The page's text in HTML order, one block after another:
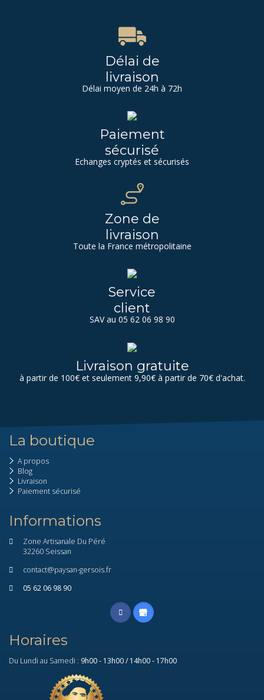
Délai de
livraison
Délai moyen de 24h à 72h
Paiement
sécurisé
Echanges cryptés et sécurisés
Zone de
livraison
Toute la France métropolitaine
Service
client
SAV au 05 62 06 98 90
Livraison gratuite
à partir de 100€ et seulement 9,90€ à partir de 70€ d'achat.
La boutique
A propos
Blog
Livraison
Paiement sécurisé
Informations
Zone Artisanale Du Péré
32260 Seissan
contact@paysan-gersois.fr
05 62 06 98 90
Horaires
Du Lundi au Samedi : 9h00 - 13h00 / 14h00 - 17h00